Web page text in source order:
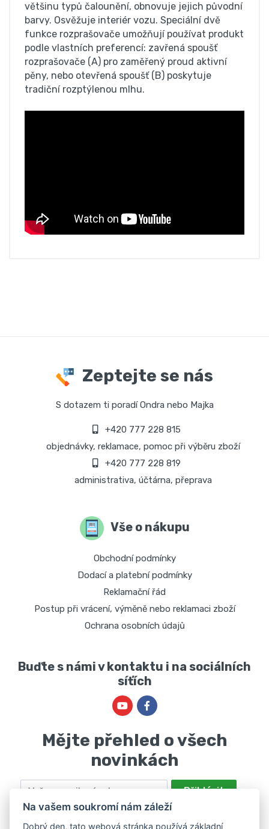
většinu typů čalounění, obnovuje jejich původní
barvy. Osvěžuje interiér vozu. Speciální dvě
funkce rozprašovače umožňují používat produkt
podle vlastních preferencí: zavřená spoušť
rozprašovače (A) pro zaměřený proud aktivní
pěny, nebo otevřená spoušť (B) poskytuje
tradiční rozptýlenou mlhu.
Zeptejte se nás
S dotazem ti poradí Ondra nebo Majka
+420 777 228 815
objednávky, reklamace, pomoc při výběru zboží
+420 777 228 819
administrativa, účtárna, přeprava
Vše o nákupu
Obchodní podmínky
Dodací a platební podmínky
Reklamační řád
Postup při vrácení, výměně nebo reklamaci zboží
Ochrana osobních údajů
Buďte s námi v kontaktu i na sociálních
síťích
Mějte přehled o všech
novinkách
Email Přihlásit
Odesláním souhlasíte se zpracováním osobních údajů za účelem
nabízení a zpracování marketingových nabídek společností Marie
Na vašem soukromí nám záleží
Dobrý den, tato webová stránka používá základní